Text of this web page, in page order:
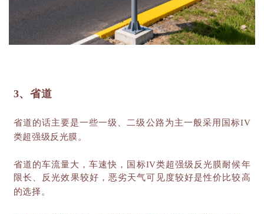
3、省道
省道的话主要是一些一级、二级公路为主一般采用国标IV
类超强级反光膜。
省道的车流量大，车速快，国标IV类超强级反光膜耐候年
限长、反光效果较好，恶劣天气可见度较好是性价比较高
的选择。